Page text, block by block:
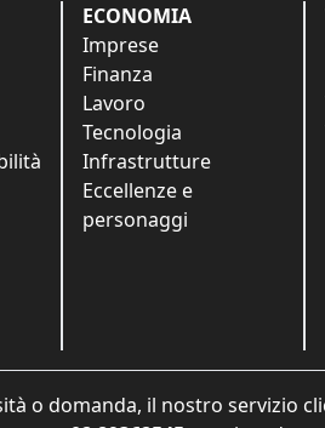
ECONOMIA
Imprese
Finanza
Lavoro
Tecnologia
Infrastrutture
Eccellenze e
personaggi
o domanda, il nostro servizio